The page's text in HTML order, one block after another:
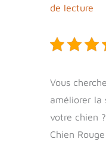
de lecture
Vous
améliorer la
votre chien
Chien